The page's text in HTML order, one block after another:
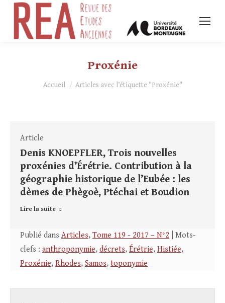
Proxénie
Vous êtes ici :
Accueil Articles avec l’étiquette "Proxénie"
Article
Denis KNOEPFLER, Trois nouvelles
proxénies d’Érétrie. Contribution à la
géographie historique de l’Eubée : les
dèmes de Phègoè, Ptéchai et Boudion
Lire la suite
Publié dans Articles, Tome 119 - 2017 – N°2 | Mots-
clefs : anthroponymie, décrets, Érétrie, Histiée,
Proxénie, Rhodes, Samos, toponymie